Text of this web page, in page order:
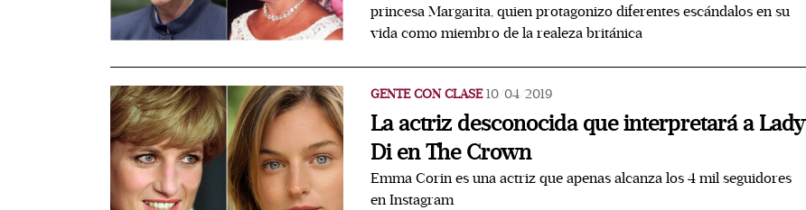
princesa Margarita, quien protagonizo diferentes escándalos en su
vida como miembro de la realeza británica
GENTE CON CLASE 10/04/2019
La actriz desconocida que interpretará a Lady
Di en The Crown
Emma Corin es una actriz que apenas alcanza los 4 mil seguidores
en Instagram